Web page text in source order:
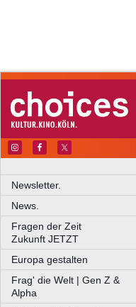
Newsletter.
News.
Fragen der Zeit
Zukunft JETZT
Europa gestalten
Frag' die Welt | Gen Z &
Alpha